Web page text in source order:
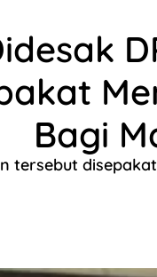
Bagi
tersebut